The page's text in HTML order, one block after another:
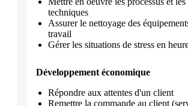
techniques
Assurer le nettoyage des
travail
Gérer les situations de stress en
Développement économique
Répondre aux attentes d'un client
Remettre la commande au client